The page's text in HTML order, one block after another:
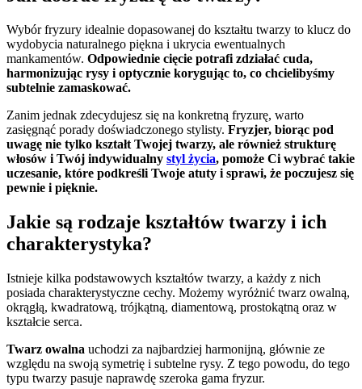
Wybór fryzury idealnie dopasowanej do kształtu twarzy to klucz do
wydobycia naturalnego piękna i ukrycia ewentualnych
mankamentów. Odpowiednie cięcie potrafi zdziałać cuda,
harmonizując rysy i optycznie korygując to, co chcielibyśmy
subtelnie zamaskować.
Zanim jednak zdecydujesz się na konkretną fryzurę, warto
zasięgnąć porady doświadczonego stylisty. Fryzjer, biorąc pod
uwagę nie tylko kształt Twojej twarzy, ale również strukturę
włosów i Twój indywidualny styl życia, pomoże Ci wybrać takie
uczesanie, które podkreśli Twoje atuty i sprawi, że poczujesz się
pewnie i pięknie.
Jakie są rodzaje kształtów twarzy i ich
charakterystyka?
Istnieje kilka podstawowych kształtów twarzy, a każdy z nich
posiada charakterystyczne cechy. Możemy wyróżnić twarz owalną,
okrągłą, kwadratową, trójkątną, diamentową, prostokątną oraz w
kształcie serca.
Twarz owalna uchodzi za najbardziej harmonijną, głównie ze
względu na swoją symetrię i subtelne rysy. Z tego powodu, do tego
typu twarzy pasuje naprawdę szeroka gama fryzur.